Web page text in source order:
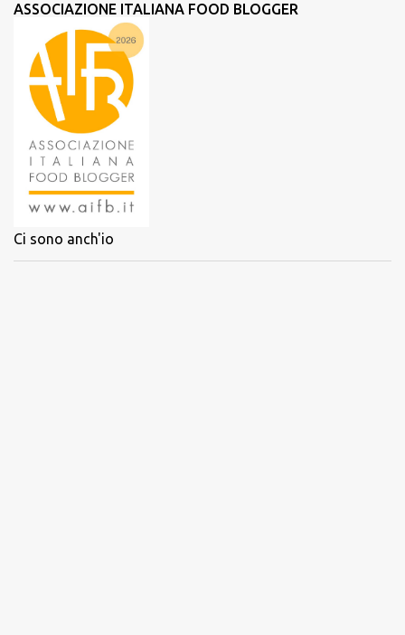
ASSOCIAZIONE ITALIANA FOOD BLOGGER
Ci sono anch'io